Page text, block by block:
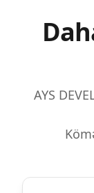
AYS